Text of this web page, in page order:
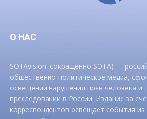
О НАС
SOTAvision (сокращенно SOTA) —
общественно-политическое медиа,
освещении нарушения прав человека и
преследовании в России. Издание за
корреспондентов освещает события из